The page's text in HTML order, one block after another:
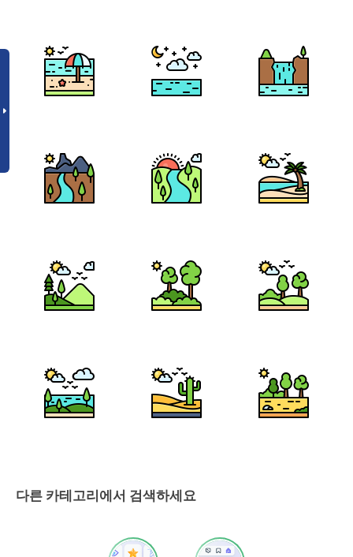
다른 카테고리에서 검색하세요